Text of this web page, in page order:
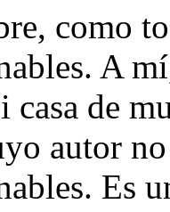
como
A
casa de
autor
Es